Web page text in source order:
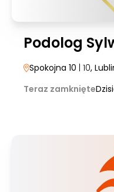
Podolog
Spokojna 10 | 10,
Teraz zamknięte